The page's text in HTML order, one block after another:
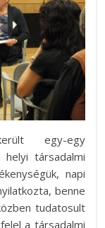
egy-egy
társadalmi
napi
benne
tudatosult
a társadalmi